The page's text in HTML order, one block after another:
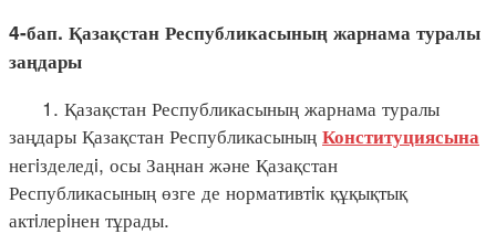
4-бап. Қазақстан Республикасының жарнама туралы
заңдары
1. Қазақстан Республикасының жарнама туралы
заңдары Қазақстан Республикасының Конституциясына
негiзделедi, осы Заңнан және Қазақстан
Республикасының өзге де нормативтiк құқықтық
актiлерiнен тұрады.